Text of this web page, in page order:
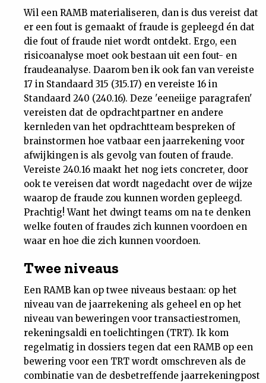
Wil een RAMB materialiseren, dan is dus vereist dat
er een fout is gemaakt of fraude is gepleegd én dat
die fout of fraude niet wordt ontdekt. Ergo, een
risicoanalyse moet ook bestaan uit een fout- en
fraudeanalyse. Daarom ben ik ook fan van vereiste
17 in Standaard 315 (315.17) en vereiste 16 in
Standaard 240 (240.16). Deze 'eeneiige paragrafen'
vereisten dat de opdrachtpartner en andere
kernleden van het opdrachtteam bespreken of
brainstormen hoe vatbaar een jaarrekening voor
afwijkingen is als gevolg van fouten of fraude.
Vereiste 240.16 maakt het nog iets concreter, door
ook te vereisen dat wordt nagedacht over de wijze
waarop de fraude zou kunnen worden gepleegd.
Prachtig! Want het dwingt teams om na te denken
welke fouten of fraudes zich kunnen voordoen en
waar en hoe die zich kunnen voordoen.
Twee niveaus
Een RAMB kan op twee niveaus bestaan: op het
niveau van de jaarrekening als geheel en op het
niveau van beweringen voor transactiestromen,
rekeningsaldi en toelichtingen (TRT). Ik kom
regelmatig in dossiers tegen dat een RAMB op een
bewering voor een TRT wordt omschreven als de
combinatie van de desbetreffende jaarrekeningpost